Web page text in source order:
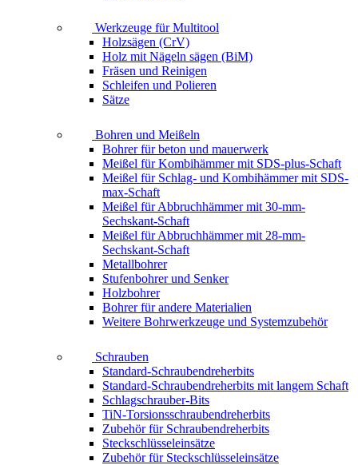
Werkzeuge für Multitool
Holzsägen (CrV)
Holz mit Nägeln sägen (BiM)
Fräsen und Reinigen
Schleifen und Polieren
Sätze
Bohren und Meißeln
Bohrer für beton und mauerwerk
Meißel für Kombihämmer mit SDS-plus-Schaft
Meißel für Schlag- und Kombihämmer mit SDS-
max-Schaft
Meißel für Abbruchhämmer mit 30-mm-
Sechskant-Schaft
Meißel für Abbruchhämmer mit 28-mm-
Sechskant-Schaft
Metallbohrer
Stufenbohrer und Senker
Holzbohrer
Bohrer für andere Materialien
Weitere Bohrwerkzeuge und Systemzubehör
Schrauben
Standard-Schraubendreherbits
Standard-Schraubendreherbits mit langem Schaft
Schlagschrauber-Bits
TiN-Torsionsschraubendreherbits
Zubehör für Schraubendreherbits
Steckschlüsseleinsätze
Zubehör für Steckschlüsseleinsätze